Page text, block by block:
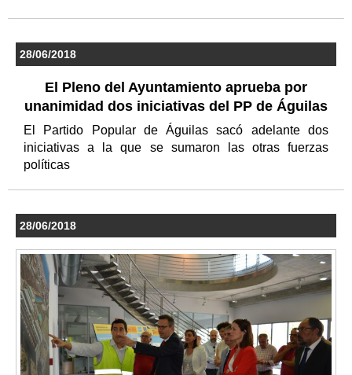
28/06/2018
El Pleno del Ayuntamiento aprueba por
unanimidad dos iniciativas del PP de Águilas
El Partido Popular de Águilas sacó adelante dos
iniciativas a la que se sumaron las otras fuerzas
políticas
28/06/2018